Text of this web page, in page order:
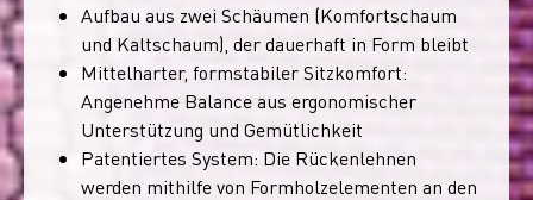
Aufbau aus zwei Schäumen (Komfortschaum
und Kaltschaum), der dauerhaft in Form bleibt
Mittelharter, formstabiler Sitzkomfort:
Angenehme Balance aus ergonomischer
Unterstützung und Gemütlichkeit
Patentiertes System: Die Rückenlehnen
werden mithilfe von Formholzelementen an den